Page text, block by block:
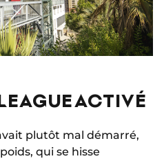
ACTIVÉ
plutôt mal démarré,
qui se hisse